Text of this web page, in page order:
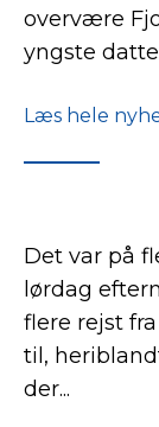
overvære
yngste
Læs hele
Det var på
lørdag
flere rejst
til,
der...